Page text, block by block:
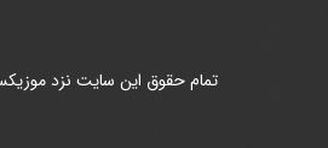
تمام حقوق این سایت نزد